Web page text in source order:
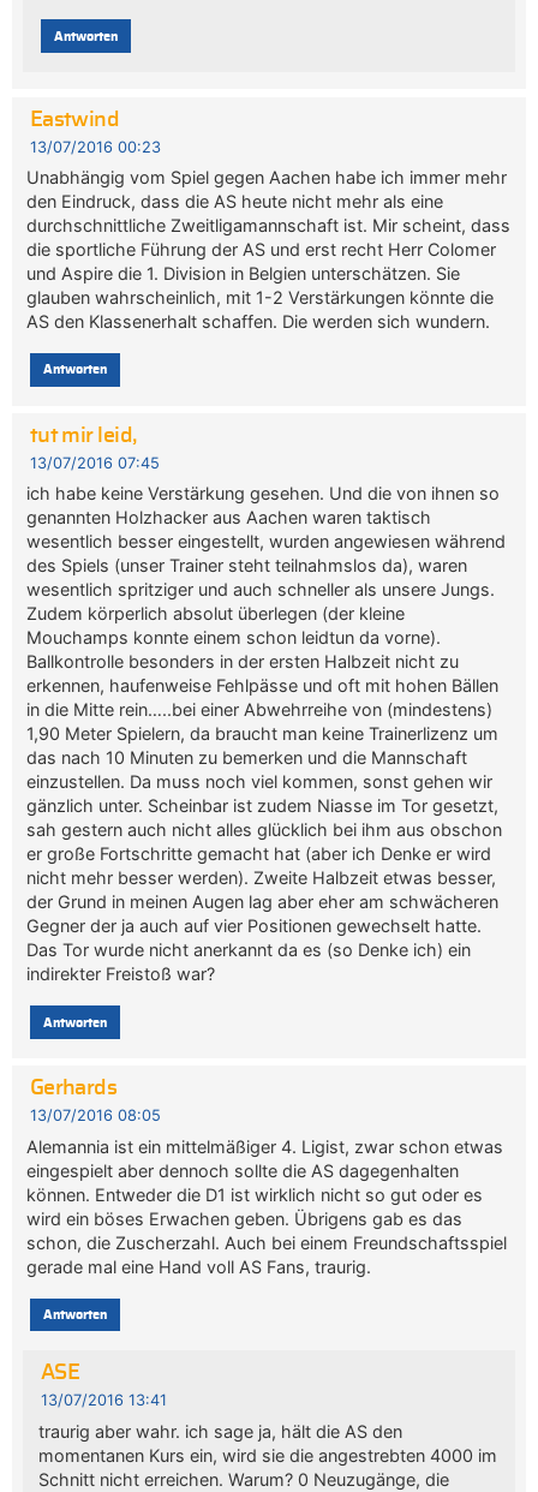
Antworten
Eastwind
13/07/2016 00:23
Unabhängig vom Spiel gegen Aachen habe ich immer mehr
den Eindruck, dass die AS heute nicht mehr als eine
durchschnittliche Zweitligamannschaft ist. Mir scheint, dass
die sportliche Führung der AS und erst recht Herr Colomer
und Aspire die 1. Division in Belgien unterschätzen. Sie
glauben wahrscheinlich, mit 1-2 Verstärkungen könnte die
AS den Klassenerhalt schaffen. Die werden sich wundern.
Antworten
tut mir leid,
13/07/2016 07:45
ich habe keine Verstärkung gesehen. Und die von ihnen so
genannten Holzhacker aus Aachen waren taktisch
wesentlich besser eingestellt, wurden angewiesen während
des Spiels (unser Trainer steht teilnahmslos da), waren
wesentlich spritziger und auch schneller als unsere Jungs.
Zudem körperlich absolut überlegen (der kleine
Mouchamps konnte einem schon leidtun da vorne).
Ballkontrolle besonders in der ersten Halbzeit nicht zu
erkennen, haufenweise Fehlpässe und oft mit hohen Bällen
in die Mitte rein…..bei einer Abwehrreihe von (mindestens)
1,90 Meter Spielern, da braucht man keine Trainerlizenz um
das nach 10 Minuten zu bemerken und die Mannschaft
einzustellen. Da muss noch viel kommen, sonst gehen wir
gänzlich unter. Scheinbar ist zudem Niasse im Tor gesetzt,
sah gestern auch nicht alles glücklich bei ihm aus obschon
er große Fortschritte gemacht hat (aber ich Denke er wird
nicht mehr besser werden). Zweite Halbzeit etwas besser,
der Grund in meinen Augen lag aber eher am schwächeren
Gegner der ja auch auf vier Positionen gewechselt hatte.
Das Tor wurde nicht anerkannt da es (so Denke ich) ein
indirekter Freistoß war?
Antworten
Gerhards
13/07/2016 08:05
Alemannia ist ein mittelmäßiger 4. Ligist, zwar schon etwas
eingespielt aber dennoch sollte die AS dagegenhalten
können. Entweder die D1 ist wirklich nicht so gut oder es
wird ein böses Erwachen geben. Übrigens gab es das
schon, die Zuscherzahl. Auch bei einem Freundschaftsspiel
gerade mal eine Hand voll AS Fans, traurig.
Antworten
ASE
13/07/2016 13:41
traurig aber wahr. ich sage ja, hält die AS den
momentanen Kurs ein, wird sie die angestrebten 4000 im
Schnitt nicht erreichen. Warum? 0 Neuzugänge, die